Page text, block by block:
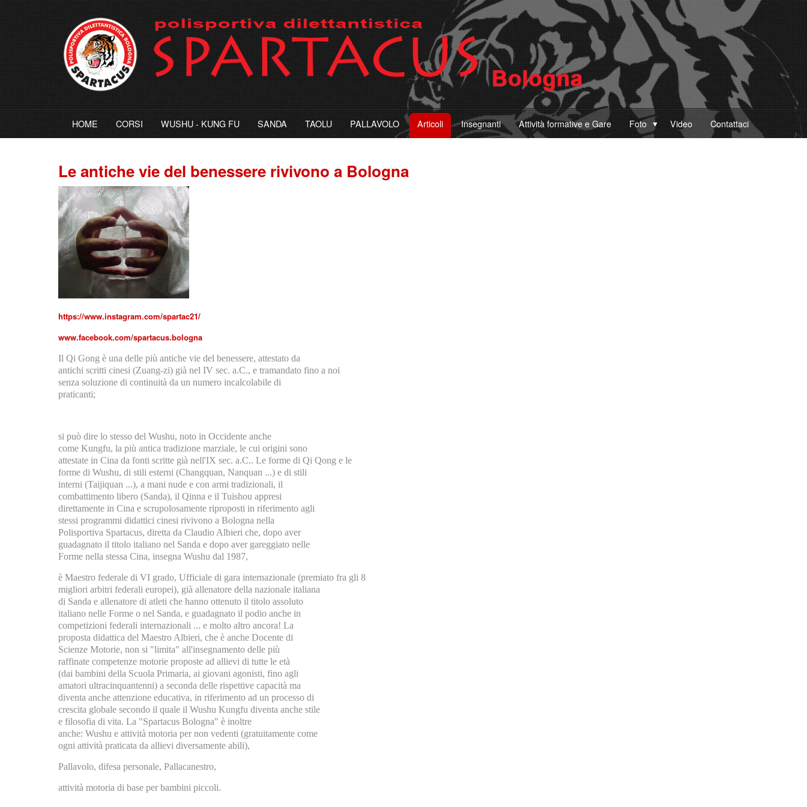
HOME CORSI WUSHU - KUNG FU SANDA TAOLU PALLAVOLO Articoli Insegnanti Attività formative e Gare Foto Video Contattaci
Le antiche vie del benessere rivivono a Bologna
https://www.instagram.com/spartac21/
www.facebook.com/spartacus.bologna
Il Qi Gong è una delle più antiche vie del benessere, attestato da
antichi scritti cinesi (Zuang-zi) già nel IV sec. a.C., e tramandato fino a noi
senza soluzione di continuità da un numero incalcolabile di
praticanti;
si può dire lo stesso del Wushu, noto in Occidente anche
come Kungfu, la più antica tradizione marziale, le cui origini sono
attestate in Cina da fonti scritte già nell'IX sec. a.C.. Le forme di Qi Qong e le
forme di Wushu, di stili esterni (Changquan, Nanquan ...) e di stili
interni (Taijiquan ...), a mani nude e con armi tradizionali, il
combattimento libero (Sanda), il Qinna e il Tuishou appresi
direttamente in Cina e scrupolosamente riproposti in riferimento agli
stessi programmi didattici cinesi rivivono a Bologna nella
Polisportiva Spartacus, diretta da Claudio Albieri che, dopo aver
guadagnato il titolo italiano nel Sanda e dopo aver gareggiato nelle
Forme nella stessa Cina, insegna Wushu dal 1987,
è Maestro federale di VI grado, Ufficiale di gara internazionale (premiato fra gli 8
migliori arbitri federali europei), già allenatore della nazionale italiana
di Sanda e allenatore di atleti che hanno ottenuto il titolo assoluto
italiano nelle Forme o nel Sanda, e guadagnato il podio anche in
competizioni federali internazionali ... e molto altro ancora! La
proposta didattica del Maestro Albieri, che è anche Docente di
Scienze Motorie, non si "limita" all'insegnamento delle più
raffinate competenze motorie proposte ad allievi di tutte le età
(dai bambini della Scuola Primaria, ai giovani agonisti, fino agli
amatori ultracinquantenni) a seconda delle rispettive capacità ma
diventa anche attenzione educativa, in riferimento ad un processo di
crescita globale secondo il quale il Wushu Kungfu diventa anche stile
e filosofia di vita. La "Spartacus Bologna" è inoltre
anche: Wushu e attività motoria per non vedenti (gratuitamente come
ogni attività praticata da allievi diversamente abili),
Pallavolo, difesa personale, Pallacanestro,
attività motoria di base per bambini piccoli.